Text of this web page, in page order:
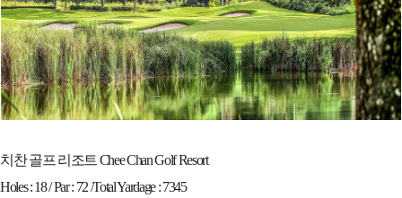
치찬 골프 리조트 Chee Chan Golf Resort
Holes : 18 / Par : 72 /Total Yardage : 7345